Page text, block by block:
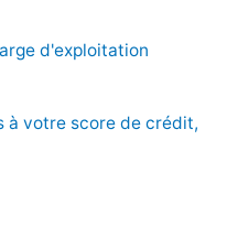
d'exploitation
à votre score de crédit,